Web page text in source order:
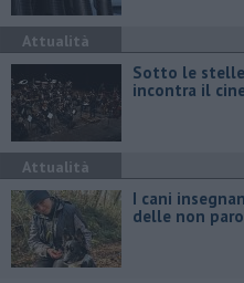
Attualità
Sotto le
incontra il
Attualità
I cani
delle non